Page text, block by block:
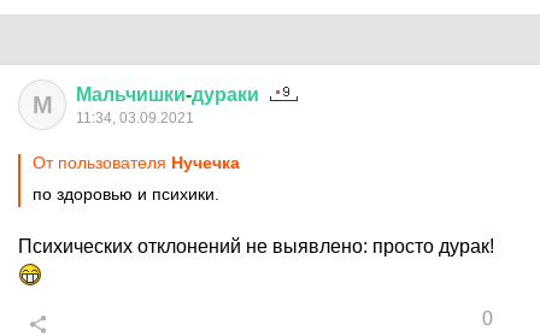
М Мальчишки-дураки
11:34, 03.09.2021
От пользователя Нучечка
по здоровью и психики.
Психических отклонений не выявлено: просто дурак!
0